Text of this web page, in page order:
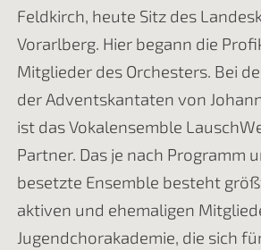
Feldkirch, heute Sitz des
Vorarlberg. Hier begann die
Mitglieder des Orchesters. Bei
der Adventskantaten von
ist das Vokalensemble
Partner. Das je nach Programm
besetzte Ensemble besteht
aktiven und ehemaligen
Jugendchorakademie, die sich